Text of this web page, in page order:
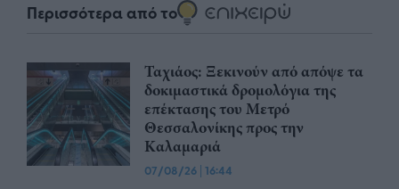
Περισσότερα από το
Ταχιάος: Ξεκινούν από απόψε τα
δοκιμαστικά δρομολόγια της
επέκτασης του Μετρό
Θεσσαλονίκης προς την
Καλαμαριά
07/08/26 | 16:44